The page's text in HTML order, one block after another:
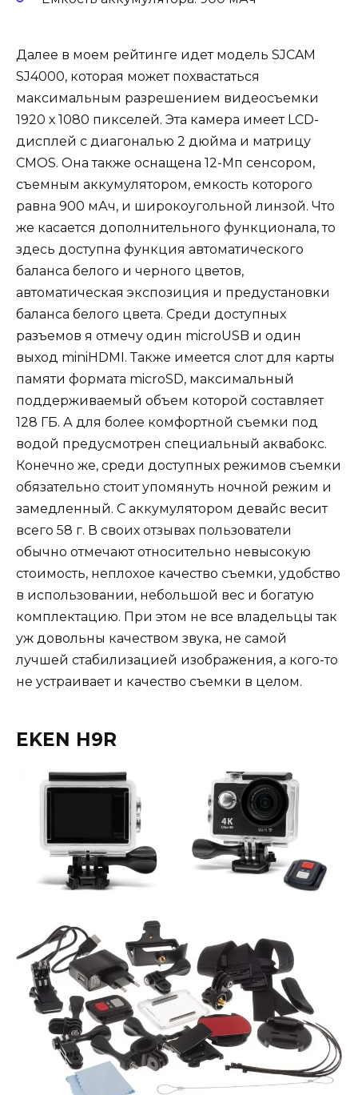
Далее в моем рейтинге идет модель SJCAM
SJ4000, которая может похвастаться
максимальным разрешением видеосъемки
1920 х 1080 пикселей. Эта камера имеет LCD-
дисплей с диагональю 2 дюйма и матрицу
CMOS. Она также оснащена 12-Мп сенсором,
съемным аккумулятором, емкость которого
равна 900 мАч, и широкоугольной линзой. Что
же касается дополнительного функционала, то
здесь доступна функция автоматического
баланса белого и черного цветов,
автоматическая экспозиция и предустановки
баланса белого цвета. Среди доступных
разъемов я отмечу один microUSB и один
выход miniHDMI. Также имеется слот для карты
памяти формата microSD, максимальный
поддерживаемый объем которой составляет
128 ГБ. А для более комфортной съемки под
водой предусмотрен специальный аквабокс.
Конечно же, среди доступных режимов съемки
обязательно стоит упомянуть ночной режим и
замедленный. С аккумулятором девайс весит
всего 58 г. В своих отзывах пользователи
обычно отмечают относительно невысокую
стоимость, неплохое качество съемки, удобство
в использовании, небольшой вес и богатую
комплектацию. При этом не все владельцы так
уж довольны качеством звука, не самой
лучшей стабилизацией изображения, а кого-то
не устраивает и качество съемки в целом.
EKEN H9R